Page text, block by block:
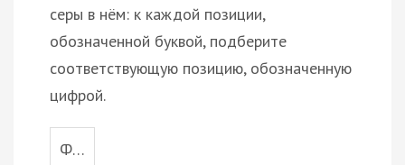
серы в нём: к каждой позиции,
обозначенной буквой, подберите
соответствующую позицию, обозначенную
цифрой.
Ф…